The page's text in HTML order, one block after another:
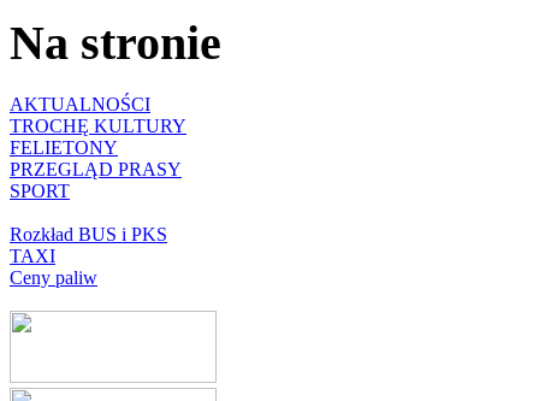
Na stronie
AKTUALNOŚCI
TROCHĘ KULTURY
FELIETONY
PRZEGLĄD PRASY
SPORT
Rozkład BUS i PKS
TAXI
Ceny paliw